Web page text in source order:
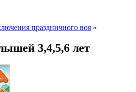
праздничного воя »
3,4,5,6 лет